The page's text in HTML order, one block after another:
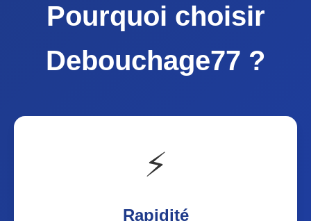
Pourquoi choisir
Debouchage77 ?
⚡
Rapidité